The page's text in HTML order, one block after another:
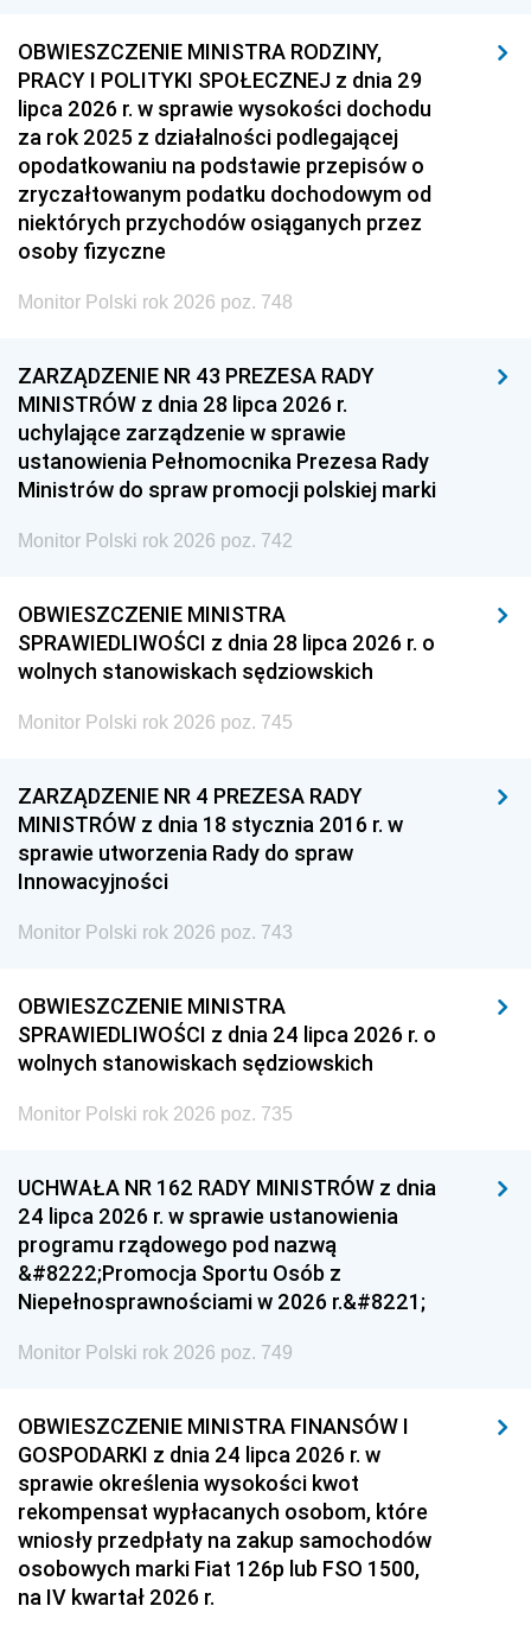
OBWIESZCZENIE MINISTRA RODZINY,
PRACY I POLITYKI SPOŁECZNEJ z dnia 29
lipca 2026 r. w sprawie wysokości dochodu
za rok 2025 z działalności podlegającej
opodatkowaniu na podstawie przepisów o
zryczałtowanym podatku dochodowym od
niektórych przychodów osiąganych przez
osoby fizyczne
Monitor Polski rok 2026 poz. 748
ZARZĄDZENIE NR 43 PREZESA RADY
MINISTRÓW z dnia 28 lipca 2026 r.
uchylające zarządzenie w sprawie
ustanowienia Pełnomocnika Prezesa Rady
Ministrów do spraw promocji polskiej marki
Monitor Polski rok 2026 poz. 742
OBWIESZCZENIE MINISTRA
SPRAWIEDLIWOŚCI z dnia 28 lipca 2026 r. o
wolnych stanowiskach sędziowskich
Monitor Polski rok 2026 poz. 745
ZARZĄDZENIE NR 4 PREZESA RADY
MINISTRÓW z dnia 18 stycznia 2016 r. w
sprawie utworzenia Rady do spraw
Innowacyjności
Monitor Polski rok 2026 poz. 743
OBWIESZCZENIE MINISTRA
SPRAWIEDLIWOŚCI z dnia 24 lipca 2026 r. o
wolnych stanowiskach sędziowskich
Monitor Polski rok 2026 poz. 735
UCHWAŁA NR 162 RADY MINISTRÓW z dnia
24 lipca 2026 r. w sprawie ustanowienia
programu rządowego pod nazwą
&#8222;Promocja Sportu Osób z
Niepełnosprawnościami w 2026 r.&#8221;
Monitor Polski rok 2026 poz. 749
OBWIESZCZENIE MINISTRA FINANSÓW I
GOSPODARKI z dnia 24 lipca 2026 r. w
sprawie określenia wysokości kwot
rekompensat wypłacanych osobom, które
wniosły przedpłaty na zakup samochodów
osobowych marki Fiat 126p lub FSO 1500,
na IV kwartał 2026 r.